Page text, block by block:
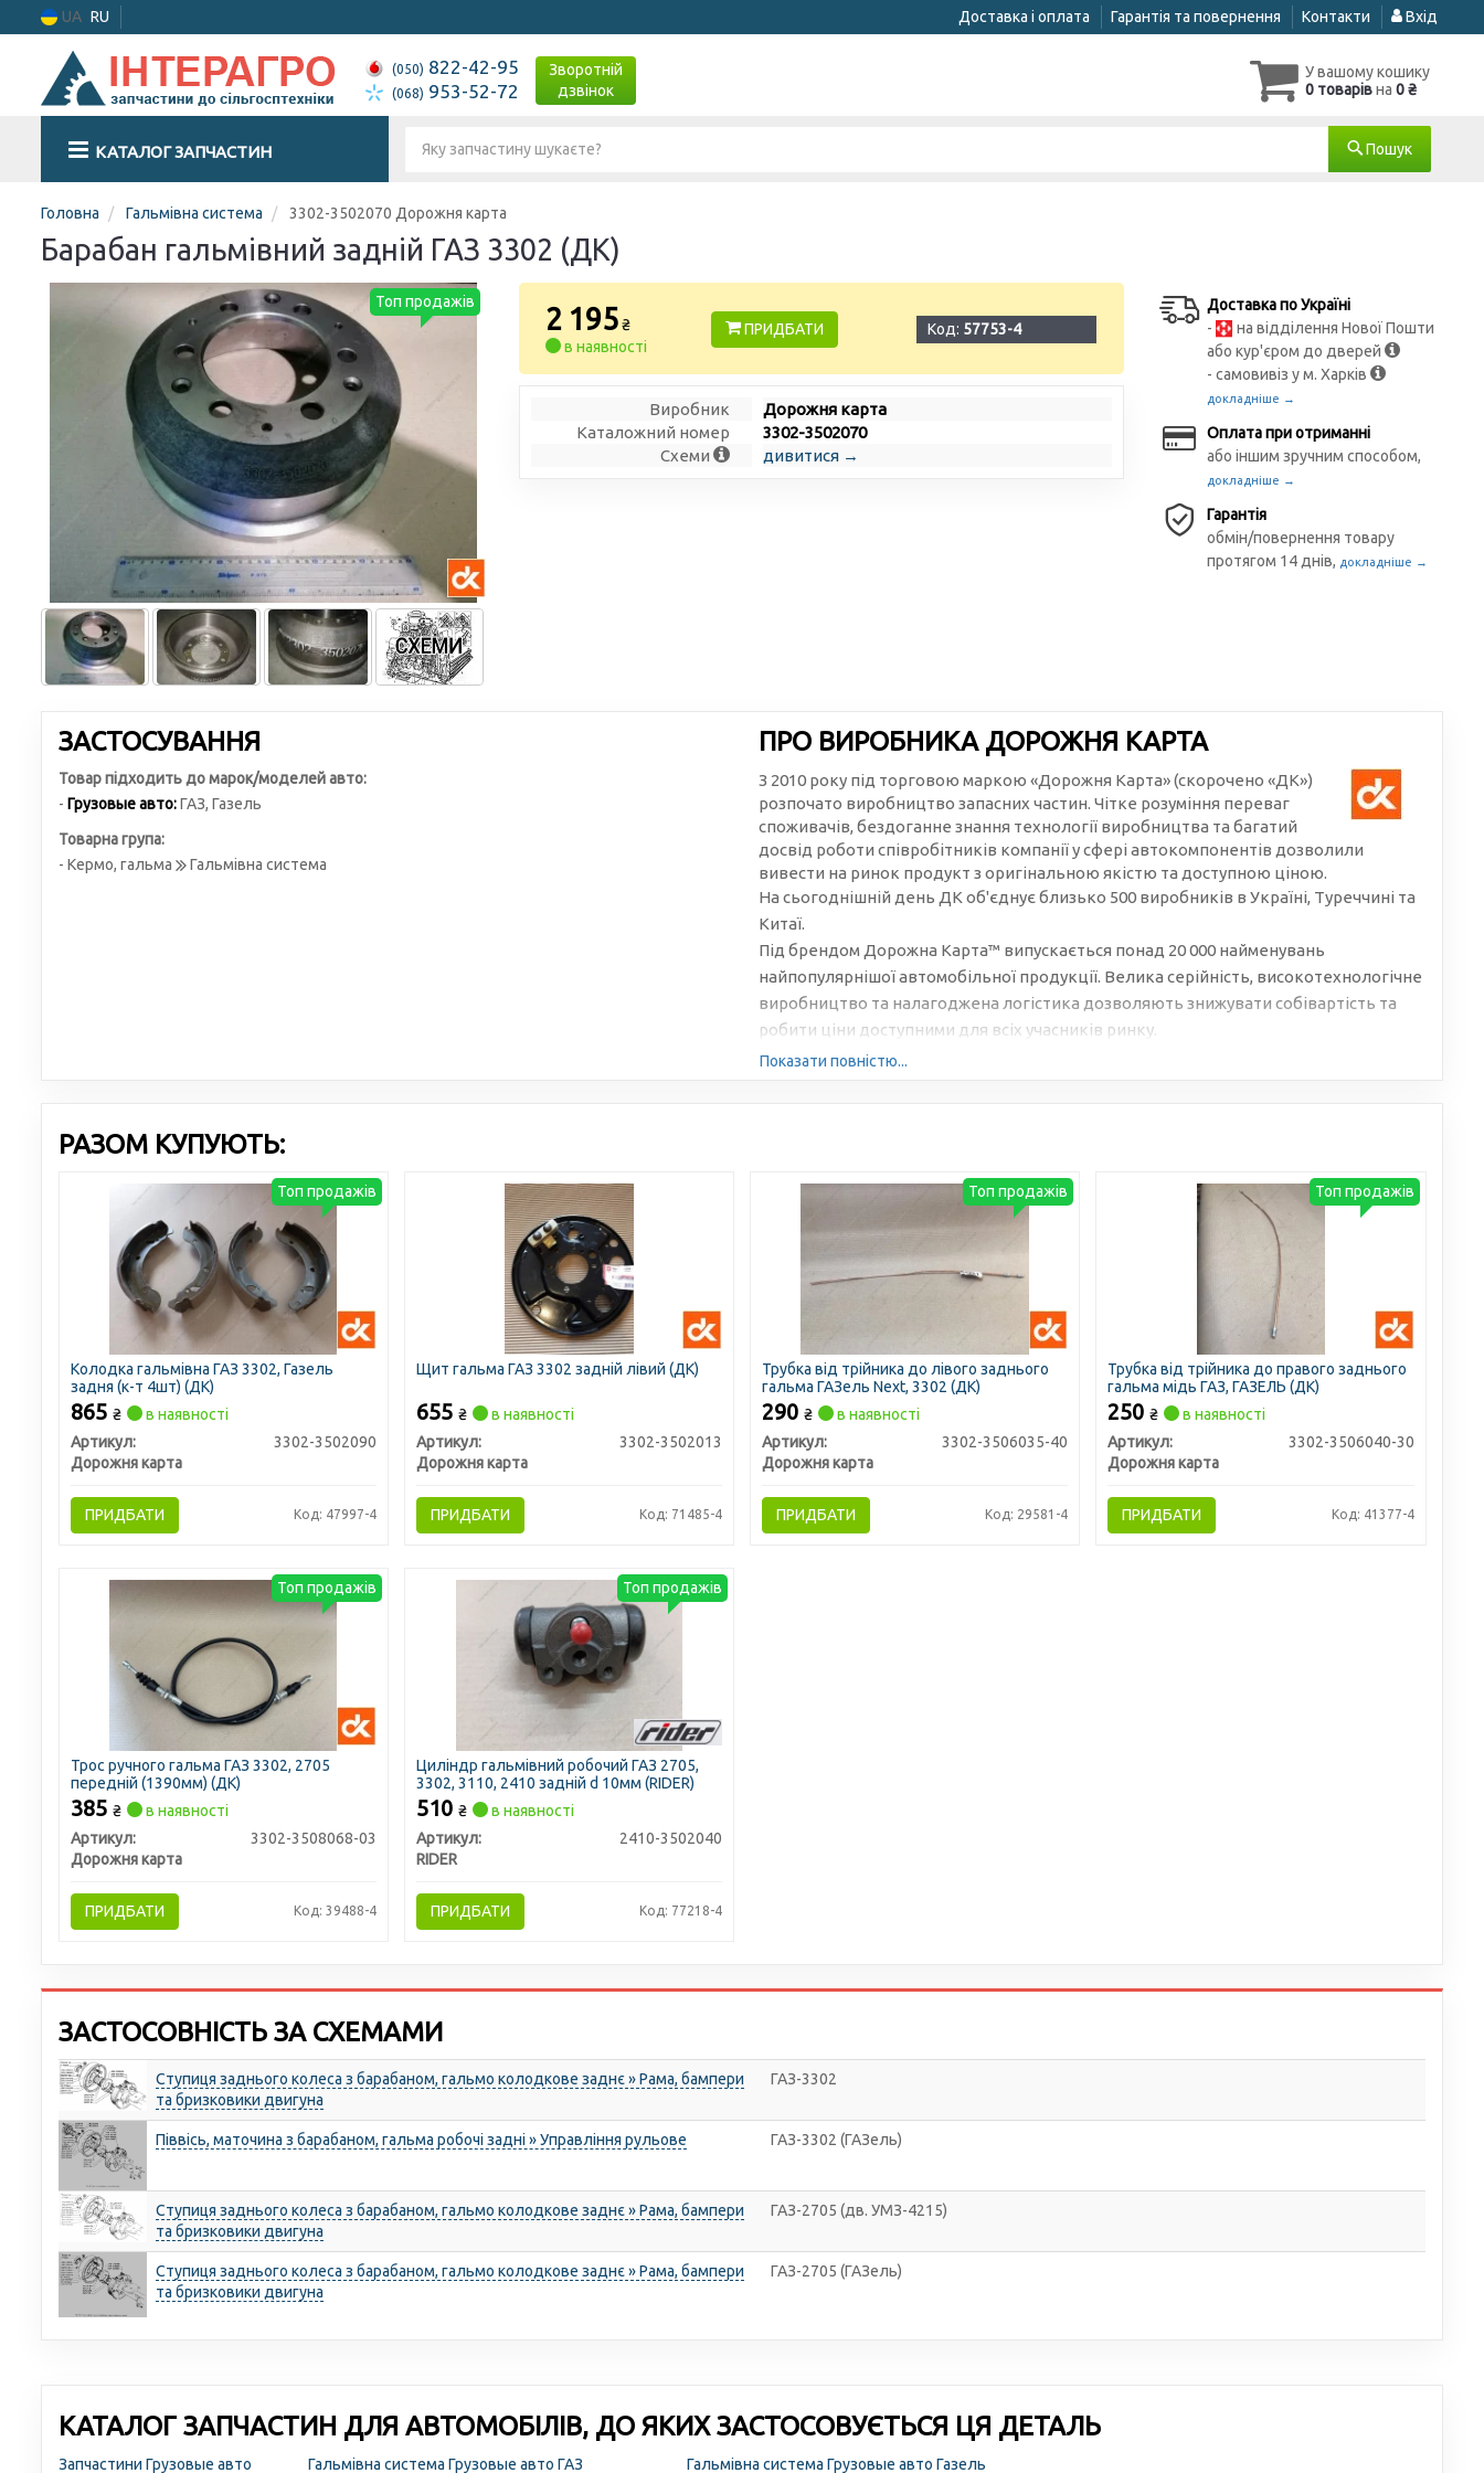
UA RU Доставка і оплата Гарантія та повернення Контакти Вхід
(050) 822-42-95
(068) 953-52-72
Зворотній
дзвінок
У вашому кошику
0 товарівна 0 ₴
КАТАЛОГ ЗАПЧАСТИН Пошук
Головна Гальмівна система 3302-3502070 Дорожня карта
Барабан гальмівний задній ГАЗ 3302 (ДК)
Топ продажів
2 195 ₴
в наявності
ПРИДБАТИ Код: 57753-4
Виробник
Дорожня карта
Каталожний номер
3302-3502070
Схеми
дивитися →
Доставка по Україні
-
на відділення Нової Пошти
або кур'єром до дверей
- самовивіз у м. Харків
докладніше →
Оплата при отриманні
або іншим зручним способом,
докладніше →
Гарантія
обмін/повернення товару
протягом 14 днів, докладніше →
ЗАСТОСУВАННЯ
Товар підходить до марок/моделей авто:
- Грузовые авто:ГАЗ, Газель
Товарна група:
- Кермо, гальма
Гальмівна система
ПРО ВИРОБНИКА ДОРОЖНЯ КАРТА
З 2010 року під торговою маркою «Дорожня Карта» (скорочено «ДК»)
розпочато виробництво запасних частин. Чітке розуміння переваг
споживачів, бездоганне знання технології виробництва та багатий
досвід роботи співробітників компанії у сфері автокомпонентів дозволили
вивести на ринок продукт з оригінальною якістю та доступною ціною.
На сьогоднішній день ДК об'єднує близько 500 виробників в Україні, Туреччині та
Китаї.
Під брендом Дорожна Карта™ випускається понад 20 000 найменувань
найпопулярнішої автомобільної продукції. Велика серійність, високотехнологічне
виробництво та налагоджена логістика дозволяють знижувати собівартість та
робити ціни доступними для всіх учасників ринку.
Показати повністю...
РАЗОМ КУПУЮТЬ:
Колодка гальмівна ГАЗ 3302, Газель
задня (к-т 4шт) (ДК)
865 ₴
в наявності
Артикул:
3302-3502090
Дорожня карта
ПРИДБАТИ Код: 47997-4
Топ продажів
Щит гальма ГАЗ 3302 задній лівий (ДК)
655 ₴
в наявності
Артикул:
3302-3502013
Дорожня карта
ПРИДБАТИ Код: 71485-4
Трубка від трійника до лівого заднього
гальма ГАЗель Next, 3302 (ДК)
290 ₴
в наявності
Артикул:
3302-3506035-40
Дорожня карта
ПРИДБАТИ Код: 29581-4
Топ продажів
Трубка від трійника до правого заднього
гальма мідь ГАЗ, ГАЗЕЛЬ (ДК)
250₴
в наявності
Артикул:
3302-3506040-30
Дорожня карта
ПРИДБАТИ Код: 41377-4
Топ продажів
Трос ручного гальма ГАЗ 3302, 2705
передній (1390мм) (ДК)
385 ₴
в наявності
Артикул:
3302-3508068-03
Дорожня карта
ПРИДБАТИ Код: 39488-4
Топ продажів
Циліндр гальмівний робочий ГАЗ 2705,
3302, 3110, 2410 задній d 10мм (RIDER)
510 ₴
в наявності
Артикул:
2410-3502040
RIDER
ПРИДБАТИ Код: 77218-4
Топ продажів
ЗАСТОСОВНІСТЬ ЗА СХЕМАМИ
Ступиця заднього колеса з барабаном, гальмо колодкове заднє » Рама, бампери
та бризковики двигуна
ГАЗ-3302
Піввісь, маточина з барабаном, гальма робочі задні » Управління рульове ГАЗ-3302 (ГАЗель)
Ступиця заднього колеса з барабаном, гальмо колодкове заднє » Рама, бампери
та бризковики двигуна
ГАЗ-2705 (дв. УМЗ-4215)
Ступиця заднього колеса з барабаном, гальмо колодкове заднє » Рама, бампери
та бризковики двигуна
ГАЗ-2705 (ГАЗель)
КАТАЛОГ ЗАПЧАСТИН ДЛЯ АВТОМОБІЛІВ, ДО ЯКИХ ЗАСТОСОВУЄТЬСЯ ЦЯ ДЕТАЛЬ
Запчастини Грузовые авто Гальмівна система Грузовые авто ГАЗ Гальмівна система Грузовые авто Газель